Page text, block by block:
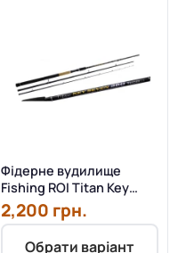
Фідерне вудилище
Fishing ROI Titan Key
Seven 3.60 м 120 г
2,200 грн.
Обрати варіант